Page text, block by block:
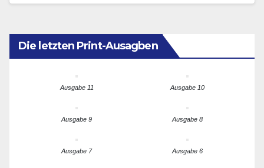
Die letzten Print-Ausagben
Ausgabe 11 Ausgabe 10
Ausgabe 9 Ausgabe 8
Ausgabe 7 Ausgabe 6